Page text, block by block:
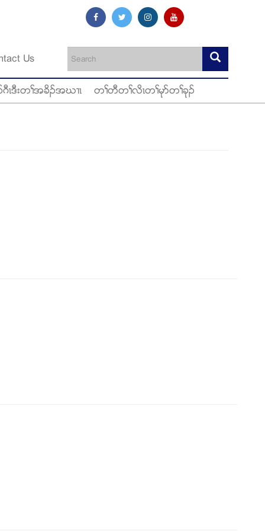
Us
ဒီးတႈအခိဥအဃ႕ၚ တႈတီတႈလိၚတႈမုဏတႈခုဥ